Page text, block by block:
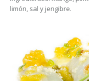
limón, sal y jengibre.